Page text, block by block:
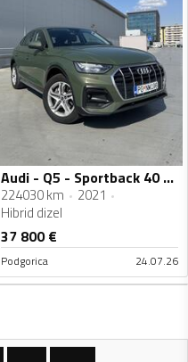
Audi - Q5 - Sportback 40 tdi
224030 km
2021
Hibrid dizel
37 800€
Podgorica 24.07.26